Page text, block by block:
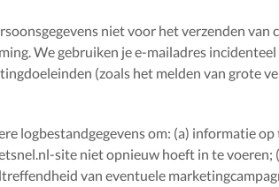
niet voor het verzenden van
We gebruiken je e-mailadres
(zoals het melden van grote
logbestandgegevens om: (a) informatie
site niet opnieuw hoeft in te voeren;
van eventuele